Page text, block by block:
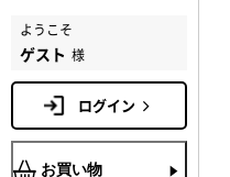
ようこそ
ゲスト 様
ログイン
お買い物